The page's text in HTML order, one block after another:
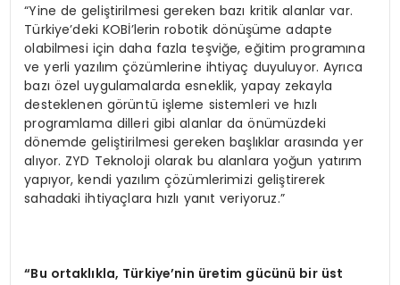
“Yine de geliştirilmesi gereken bazı kritik alanlar var.
Türkiye’deki KOBİ’lerin robotik dönüşüme adapte
olabilmesi için daha fazla teşviğe, eğitim programına
ve yerli yazılım çözümlerine ihtiyaç duyuluyor. Ayrıca
bazı özel uygulamalarda esneklik, yapay zekayla
desteklenen görüntü işleme sistemleri ve hızlı
programlama dilleri gibi alanlar da önümüzdeki
dönemde geliştirilmesi gereken başlıklar arasında yer
alıyor. ZYD Teknoloji olarak bu alanlara yoğun yatırım
yapıyor, kendi yazılım çözümlerimizi geliştirerek
sahadaki ihtiyaçlara hızlı yanıt veriyoruz.”
“Bu ortaklıkla, Türkiye’nin üretim gücünü bir üst